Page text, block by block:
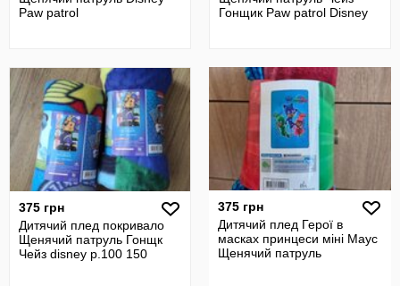
Paw patrol
Гонщик Paw patrol Disney
375 грн
Дитячий плед покривало
Щенячий патруль Гонщк
Чейз disney р.100 150
375 грн
Дитячий плед Герої в
масках принцеси міні Маус
Щенячий патруль